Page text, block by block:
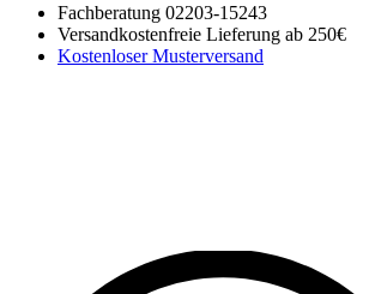
Fachberatung 02203-15243
Versandkostenfreie Lieferung ab 250€
Kostenloser Musterversand